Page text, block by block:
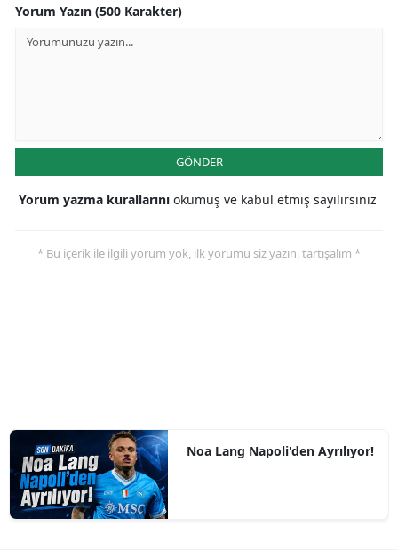
Yorum Yazın (500 Karakter)
GÖNDER
Yorum yazma kurallarını okumuş ve kabul etmiş sayılırsınız
* Bu içerik ile ilgili yorum yok, ilk yorumu siz yazın, tartışalım *
Noa Lang Napoli'den Ayrılıyor!